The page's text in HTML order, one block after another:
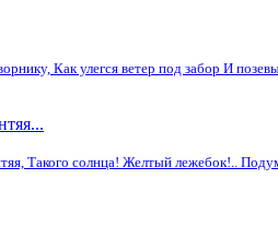
Как улегся ветер под забор И
Такого солнца! Желтый лежебок!..